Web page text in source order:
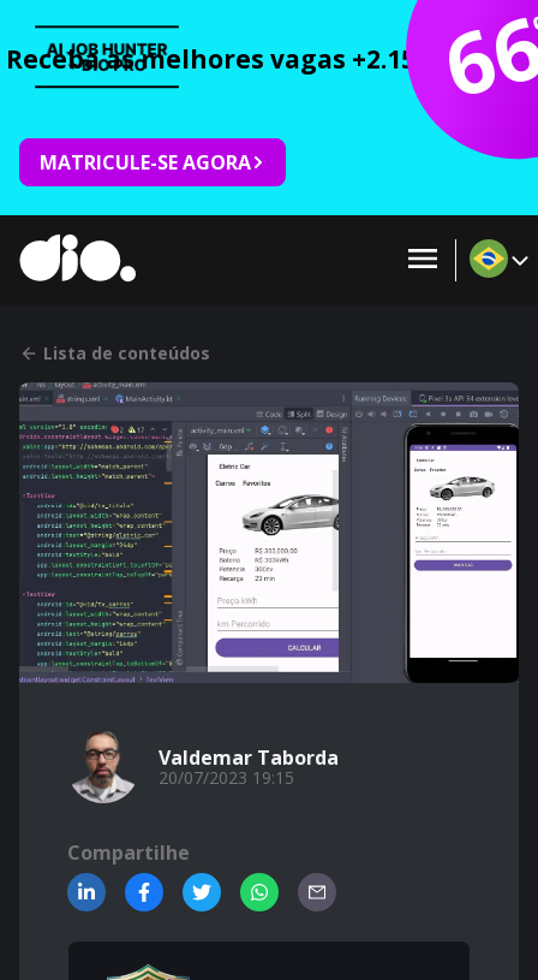
Receba as melhores vagas +2.150 cursos
MATRICULE-SE AGORA
Lista de conteúdos
Valdemar Taborda
20/07/2023 19:15
Compartilhe